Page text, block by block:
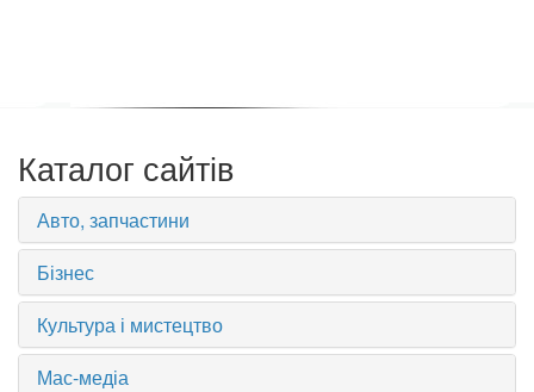
Каталог сайтів
Авто, запчастини
Бізнес
Культура і мистецтво
Мас-медіа